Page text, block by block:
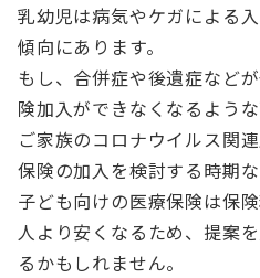
乳幼児は病気やケガによる
傾向にあります。
もし、合併症や後遺症など
険加入ができなくなるような
ご家族のコロナウイルス関
保険の加入を検討する時期
子ども向けの医療保険は保
人より安くなるため、提案
るかもしれません。